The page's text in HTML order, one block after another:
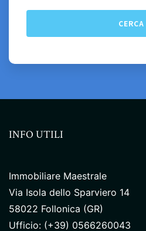
INFO UTILI
Immobiliare Maestrale
Via Isola dello Sparviero 14
58022 Follonica (GR)
Ufficio: (+39) 0566260043